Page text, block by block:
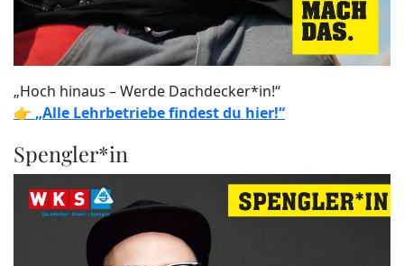
„Hoch hinaus – Werde Dachdecker*in!“
👉 „Alle Lehrbetriebe findest du hier!“
Spengler*in